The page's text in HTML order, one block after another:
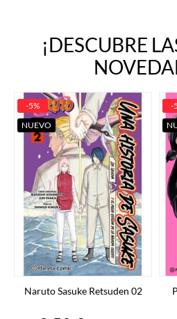
¡DESCUBRE
Naruto Sasuke Retsuden 02
-5%
NUEVO
-